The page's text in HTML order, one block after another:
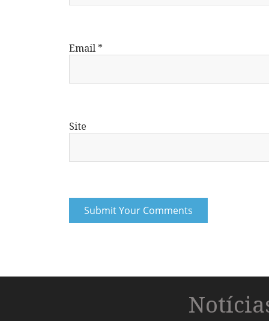
Email *
Site